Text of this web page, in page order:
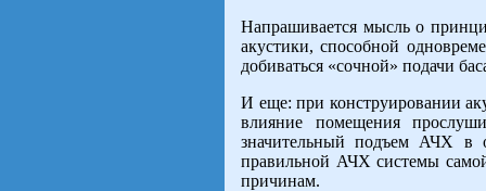
Напрашивается мысль о
акустики, способной
добиваться «сочной» подачи
И еще: при конструировании
влияние помещения
значительный подъем АЧХ в
правильной АЧХ системы
причинам.